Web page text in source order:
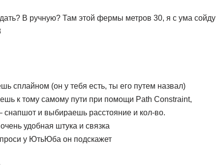
В ручную? Там этой фермы метров 30, я с ума сойду
сплайном (он у тебя есть, ты его путем назвал)
к тому самому пути при помощи Path Constraint,
и выбираешь расстояние и кол-во.
удобная штука и связка
у ЮтьЮба он подскажет